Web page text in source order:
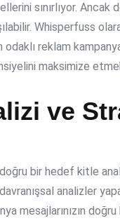
sınırlıyor. Ancak
Whisperfuss
reklam
maksimize etmek
ve
bir hedef kitle
analizler
mesajlarınızın